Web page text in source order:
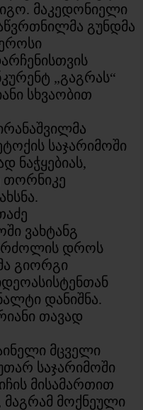
მაკედონიელი
გუნდმა
„გაგრას“
სხვაობით
საჯარიმოში
ნაჭყებიას,
თორნიკე
ვახტანგ
დროს
გიორგი
დანიშნა.
თავად
მცველი
საჯარიმოში
მისამართით
მაგრამ მოქნეული